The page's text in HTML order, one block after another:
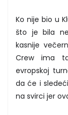
Ko nije bio u
što je bila
kasnije
Crew ima
evropskoj
da će i
na svirci jer